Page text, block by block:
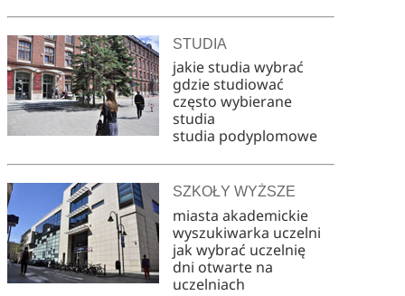
STUDIA
jakie studia wybrać
gdzie studiować
często wybierane
studia
studia podyplomowe
SZKOŁY WYŻSZE
miasta akademickie
wyszukiwarka uczelni
jak wybrać uczelnię
dni otwarte na
uczelniach